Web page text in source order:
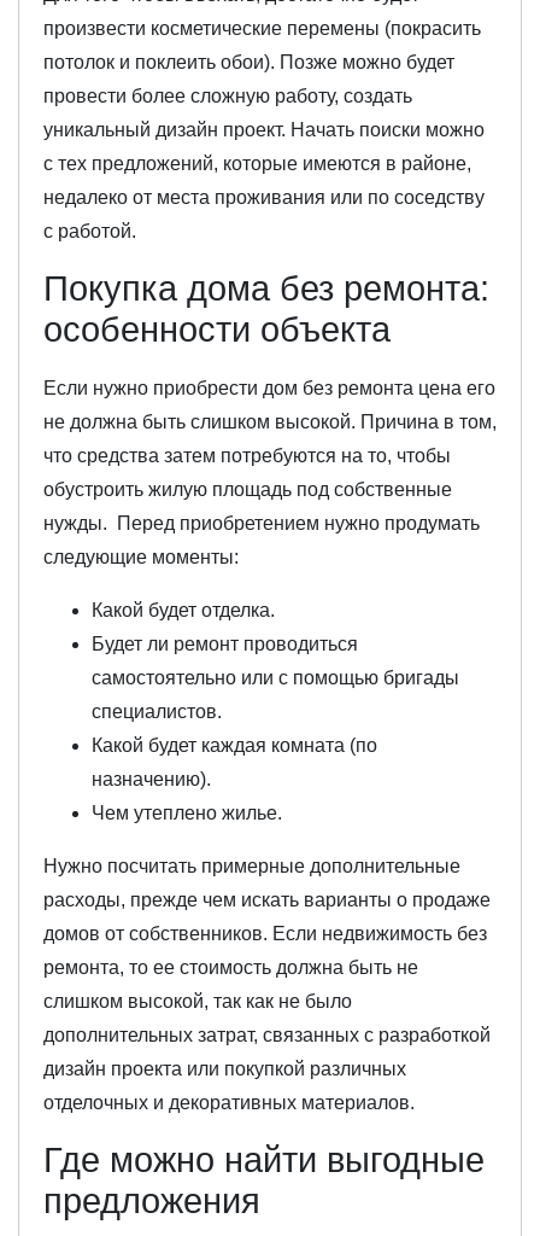
произвести косметические перемены (покрасить
потолок и поклеить обои). Позже можно будет
провести более сложную работу, создать
уникальный дизайн проект. Начать поиски можно
с тех предложений, которые имеются в районе,
недалеко от места проживания или по соседству
с работой.
Покупка дома без ремонта:
особенности объекта
Если нужно приобрести дом без ремонта цена его
не должна быть слишком высокой. Причина в том,
что средства затем потребуются на то, чтобы
обустроить жилую площадь под собственные
нужды. Перед приобретением нужно продумать
следующие моменты:
Какой будет отделка.
Будет ли ремонт проводиться
самостоятельно или с помощью бригады
специалистов.
Какой будет каждая комната (по
назначению).
Чем утеплено жилье.
Нужно посчитать примерные дополнительные
расходы, прежде чем искать варианты о продаже
домов от собственников. Если недвижимость без
ремонта, то ее стоимость должна быть не
слишком высокой, так как не было
дополнительных затрат, связанных с разработкой
дизайн проекта или покупкой различных
отделочных и декоративных материалов.
Где можно найти выгодные
предложения